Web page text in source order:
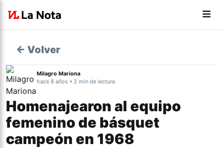
← Volver
Milagro Mariona
hace 8 años • 2 min de lectura
Homenajearon al equipo
femenino de básquet
campeón en 1968